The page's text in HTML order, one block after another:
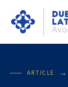
ARTICLE →